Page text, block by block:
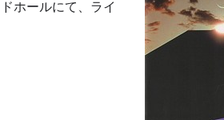
ホールにて、ライ